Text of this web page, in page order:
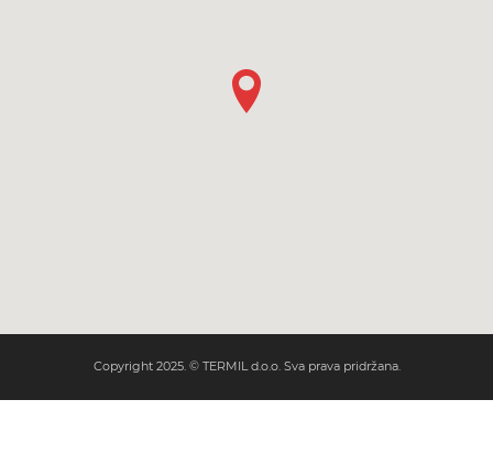
Copyright 2025. © TERMIL d.o.o. Sva prava pridržana.